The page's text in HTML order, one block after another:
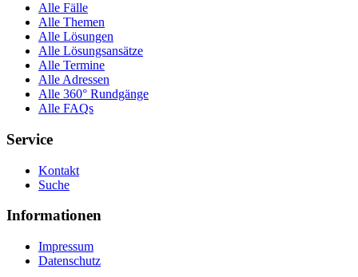
Alle Fälle
Alle Themen
Alle Lösungen
Alle Lösungsansätze
Alle Termine
Alle Adressen
Alle 360° Rundgänge
Alle FAQs
Service
Kontakt
Suche
Informationen
Impressum
Datenschutz